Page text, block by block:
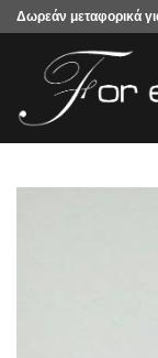
Μετάβαση
περιεχόμενο
Δωρεάν μεταφορικά